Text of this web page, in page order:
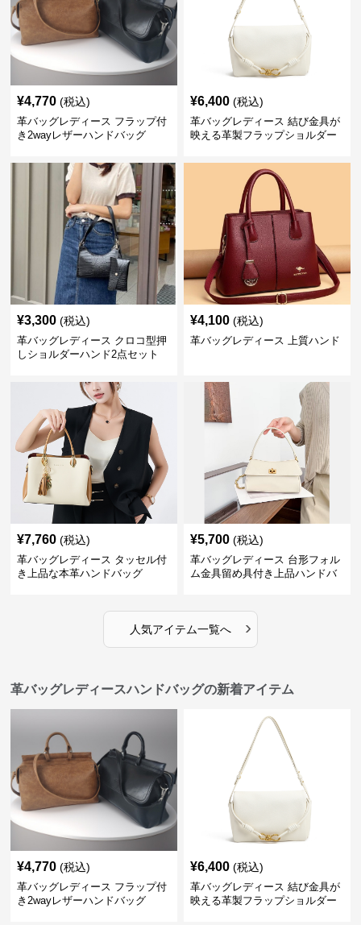
¥4,770 (税込)
革バッグレディース フラップ付
き2wayレザーハンドバッグ
¥6,400 (税込)
革バッグレディース 結び金具が
映える革製フラップショルダー
¥3,300 (税込)
革バッグレディース クロコ型押
しショルダーハンド2点セット
¥4,100 (税込)
革バッグレディース 上質ハンド
¥7,760 (税込)
革バッグレディース タッセル付
き上品な本革ハンドバッグ
¥5,700 (税込)
革バッグレディース 台形フォル
ム金具留め具付き上品ハンドバ
人気アイテム一覧へ ›
革バッグレディースハンドバッグの新着アイテム
¥4,770 (税込)
革バッグレディース フラップ付
き2wayレザーハンドバッグ
¥6,400 (税込)
革バッグレディース 結び金具が
映える革製フラップショルダー